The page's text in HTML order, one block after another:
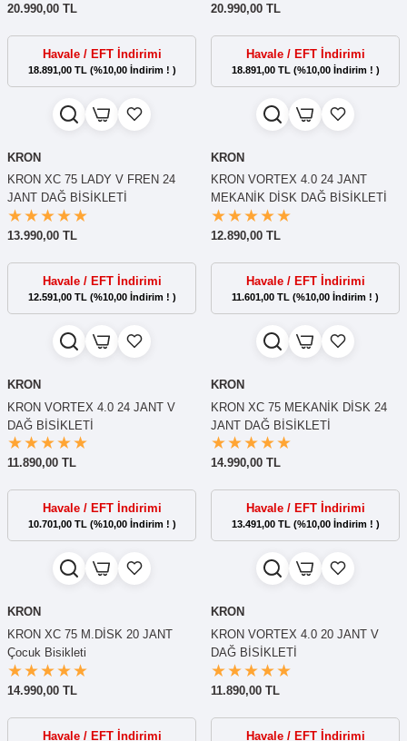
20.990,00 TL
Havale / EFT İndirimi
18.891,00 TL (%10,00 İndirim ! )
20.990,00 TL
Havale / EFT İndirimi
18.891,00 TL (%10,00 İndirim ! )
KRON
KRON XC 75 LADY V FREN 24
JANT DAĞ BİSİKLETİ
13.990,00 TL
Havale / EFT İndirimi
12.591,00 TL (%10,00 İndirim ! )
KRON
KRON VORTEX 4.0 24 JANT
MEKANİK DİSK DAĞ BİSİKLETİ
12.890,00 TL
Havale / EFT İndirimi
11.601,00 TL (%10,00 İndirim ! )
KRON
KRON VORTEX 4.0 24 JANT V
DAĞ BİSİKLETİ
11.890,00 TL
Havale / EFT İndirimi
10.701,00 TL (%10,00 İndirim ! )
KRON
KRON XC 75 MEKANİK DİSK 24
JANT DAĞ BİSİKLETİ
14.990,00 TL
Havale / EFT İndirimi
13.491,00 TL (%10,00 İndirim ! )
KRON
KRON XC 75 M.DİSK 20 JANT
Çocuk Bisikleti
14.990,00 TL
Havale / EFT İndirimi
KRON
KRON VORTEX 4.0 20 JANT V
DAĞ BİSİKLETİ
11.890,00 TL
Havale / EFT İndirimi